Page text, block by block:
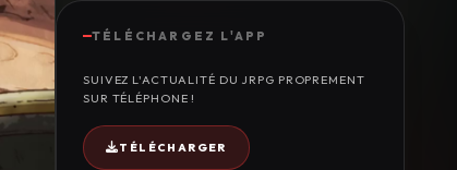
TÉLÉCHARGEZ L'APP
SUIVEZ L'ACTUALITÉ DU JRPG PROPREMENT
SUR TÉLÉPHONE !
TÉLÉCHARGER